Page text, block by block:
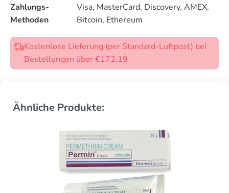
Zahlungs-
Methoden
Visa, MasterCard, Discovery, AMEX,
Bitcoin, Ethereum
Kostenlose Lieferung (per Standard-Luftpost) bei
Bestellungen über €172.19
Ähnliche Produkte: